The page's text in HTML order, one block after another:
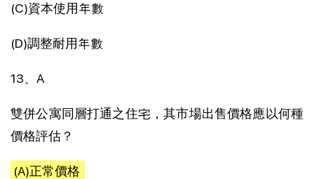
(C)資本使用年數
(D)調整耐用年數
13、A
雙併公寓同層打通之住宅，其市場出售價格應以何種
價格評估？
(A)正常價格